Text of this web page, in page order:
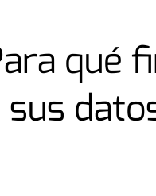
qué
sus